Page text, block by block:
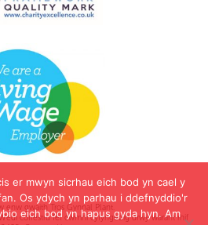
enw gwaith Tros Gynnal Plant.
cofrestru fel cwmni cyfyngedig drwy warant rhif
er mwyn sicrhau eich bod yn cael y
Os ydych yn parhau i ddefnyddio'r
eich bod yn hapus gyda hyn. Am